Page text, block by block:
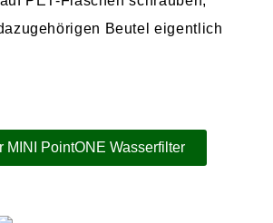
Beutel eigentlich
MINI PointONE Wasserfilter